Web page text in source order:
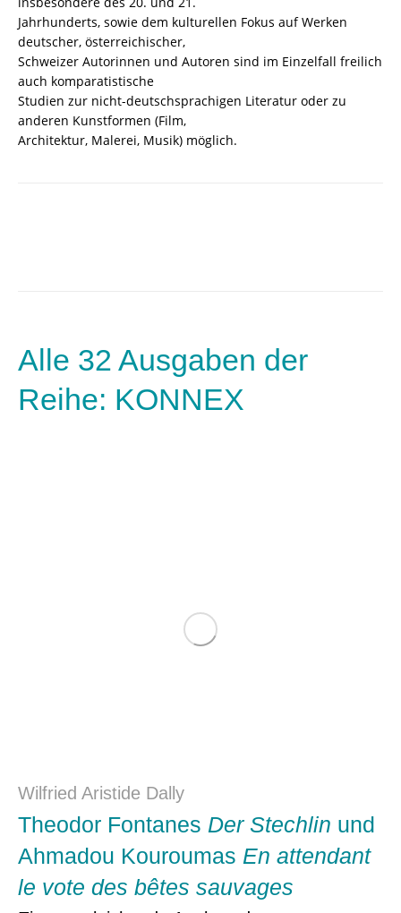
Jahrhunderts, sowie dem kulturellen Fokus auf Werken
deutscher, österreichischer,
Schweizer Autorinnen und Autoren sind im Einzelfall freilich
auch komparatistische
Studien zur nicht-deutschsprachigen Literatur oder zu
anderen Kunstformen (Film,
Architektur, Malerei, Musik) möglich.
Alle 32 Ausgaben der
Reihe: KONNEX
Wilfried Aristide Dally
Theodor Fontanes Der Stechlin und
Ahmadou Kouroumas En attendant
le vote des bêtes sauvages